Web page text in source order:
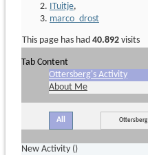
ITuitje,
marco_drost
This page has had 40.892 visits
Tab Content
Ottersberg's Activity
About Me
All Ottersberg
New Activity ()